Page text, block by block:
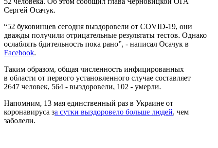
Сергей Осачук.
“52 буковинцев сегодня выздоровели от COVID-19, они
дважды получили отрицательные результаты тестов. Однако
ослаблять бдительность пока рано”, - написал Осачук в
Facebook.
Таким образом, общая численность инфицированных
в области от первого установленного случае составляет
2647 человек, 564 - выздоровели, 102 - умерли.
Напомним, 13 мая единственный раз в Украине от
коронавируса за сутки выздоровело больше людей, чем
заболели.